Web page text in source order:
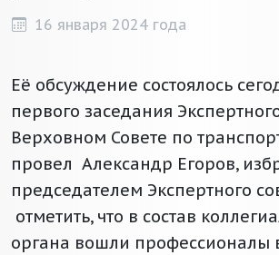
16 января 2024 года
Её обсуждение состоялось
первого заседания
Верховном Совете по
провел Александр Егоров,
председателем Экспертного
отметить, что в состав
органа вошли профессионалы